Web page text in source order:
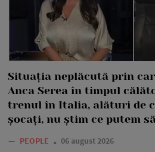
Situația neplăcută prin
Anca Serea în timpul
trenul în Italia, alături de
șocați, nu știm ce putem
— PEOPLE 06 august 2026